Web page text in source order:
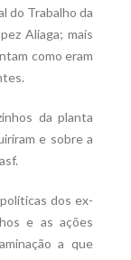
do Trabalho da
Aliaga; mais
como eram
da planta
e sobre a
dos ex-
e as ações
a que